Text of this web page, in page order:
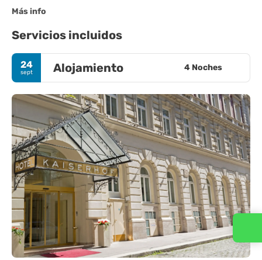
Más info
Servicios incluidos
24
sept Alojamiento 4 Noches
Contacta con nosotros